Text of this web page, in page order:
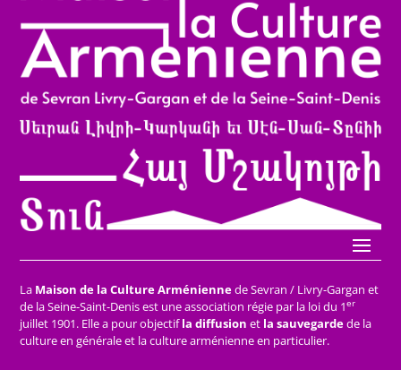
La Maison de la Culture Arméniennede Sevran / Livry-Gargan et
de la Seine-Saint-Denis est une association régie par la loi du 1er
juillet 1901. Elle a pour objectifla diffusion et la sauvegardede la
culture en générale et la culture arménienne en particulier.